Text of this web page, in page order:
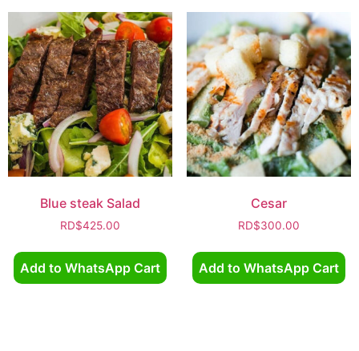
Blue steak Salad
RD$425.00
Add to WhatsApp Cart
Cesar
RD$300.00
Add to WhatsApp Cart